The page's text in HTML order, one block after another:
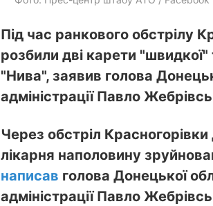
Під час ранкового обстрілу
розбили дві карети
"Нива", заявив голова
адміністрації Павло
Через обстріл
лікарня наполовину
написав голова Донецької
адміністрації Павло